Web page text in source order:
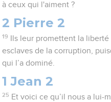
à ceux qui l'aiment ?
2 Pierre 2
19
Ils leur promettent la
esclaves de la corruption,
qui l’a dominé.
1 Jean 2
25 Et voici ce qu’il nous a lui-